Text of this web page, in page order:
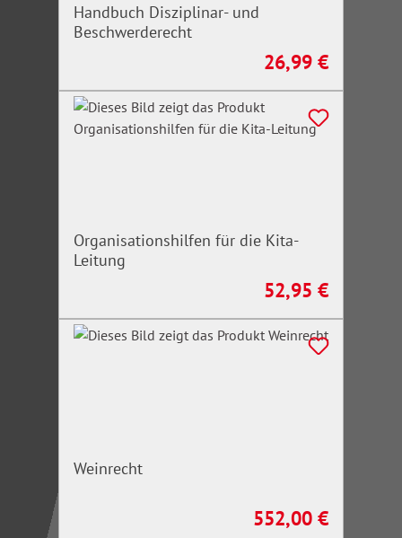
Handbuch Disziplinar- und
Beschwerderecht
Regulärer Preis:
26,99 €
Organisationshilfen für die Kita-
Leitung
Regulärer Preis:
52,95 €
Weinrecht
Regulärer Preis:
552,00 €